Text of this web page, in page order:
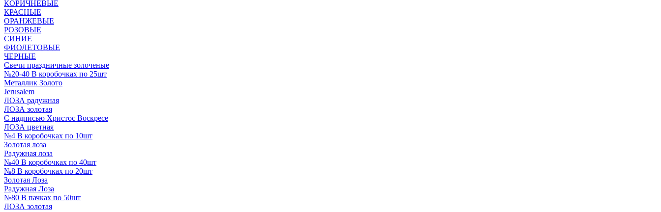
КОРИЧНЕВЫЕ
КРАСНЫЕ
ОРАНЖЕВЫЕ
РОЗОВЫЕ
СИНИЕ
ФИОЛЕТОВЫЕ
ЧЕРНЫЕ
Свечи праздничные золоченые
№20-40 В коробочках по 25шт
Металлик Золото
Jerusalem
ЛОЗА радужная
ЛОЗА золотая
С надписью Христос Воскресе
ЛОЗА цветная
№4 В коробочках по 10шт
Золотая лоза
Радужная лоза
№40 В коробочках по 40шт
№8 В коробочках по 20шт
Золотая Лоза
Радужная Лоза
№80 В пачках по 50шт
ЛОЗА золотая